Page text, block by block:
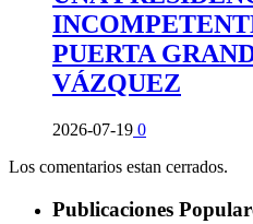
PUERTA
VÁZQUEZ
2026-07-19 0
Los comentarios estan cerrados.
Publicaciones